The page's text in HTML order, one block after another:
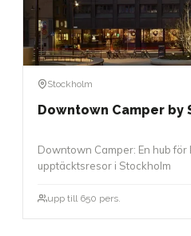
Stockholm
Downtown Camper by
Downtown Camper: En hub
upptäcktsresor i Stockholm
upp till 650 pers.